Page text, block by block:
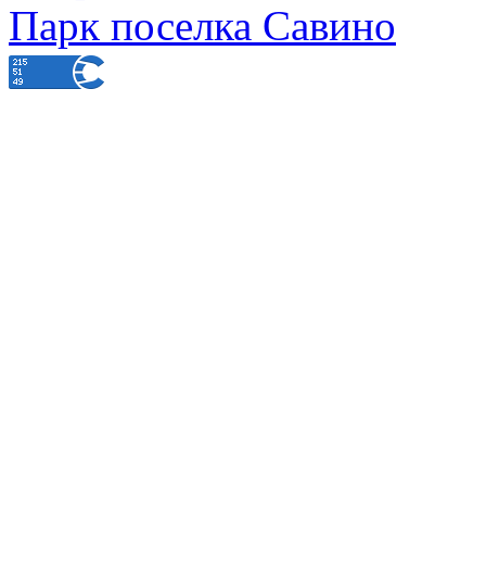
Парк поселка Савино